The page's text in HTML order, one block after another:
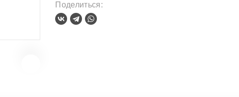
Поделиться: